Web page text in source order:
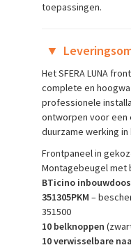
toepassingen.
▼
Het SFERA LUNA
complete en
professionele
ontworpen voor een
duurzame werking
Frontpaneel in
Montagebeugel
BTicino inbouwdoos
351305PKM –
351500
10 belknoppen
10 verwisselbare